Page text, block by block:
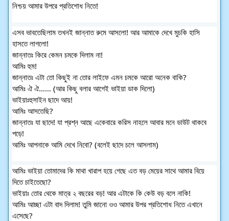
নিশ্চয় আমার উপরে প্রতিশোধ নিতে!
এসব ভাবতেছিলাম তখনই জান্নাত রুমে আসলো! আর আমাকে দেখে মুচকি হাসি
হাসতে লাগলো!
জান্নাতঃ কিরে কেমন চমকে দিলাম না!
আমিঃ হুম!
জান্নাতঃ এটা তো কিছুই না তোর লাইফে এমন চমকে আরো অনেক বাকি?
আমিঃ ঐ ঐ…… (আর কিছু বলার আগেই ভাইয়া ডাক দিলো)
ভাইয়াঃহুসাইন ছাদে আয়!
আমিঃ আসতেছি?
জান্নাতঃ যা ছাদে! যা প্রশ্ন আছে একেবারে করিস নাহলে আবার মনে ডাউট থাকবে
পড়ে!
আমিঃ আপনাকে আমি দেখে নিবো? (বলেই ছাদে চলে আসলাম)
আমিঃ ভাইয়া তোমাদের কি মাথা খারাপ হয়ে গেছে এত বড় মেয়ের সাথে আমার বিয়ে
দিতে চাইতেছো?
ভাইয়াঃ তোর থেকে মাত্র ২ বছরের বড়! আর এটাকে কি কেউ বড় বলে নাকি!
আমিঃ আচ্ছা এটা বাদ দিলাম! তুমি জানো ওও আমার উপর প্রতিশোধ নিতে এখানে
এসেছে?